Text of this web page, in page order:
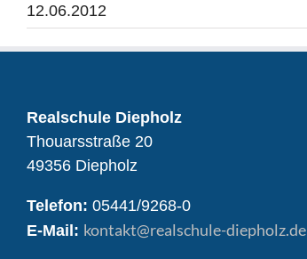
12.06.2012
Realschule Diepholz
Thouarsstraße 20
49356 Diepholz
Telefon: 05441/9268-0
E-Mail: kontakt@realschule-diepholz.de